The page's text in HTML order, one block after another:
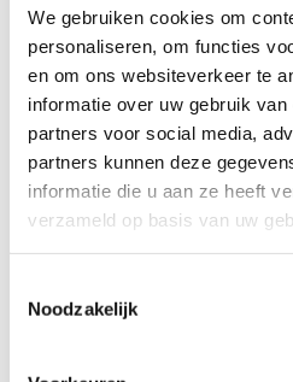
We gebruiken cookies om
personaliseren, om functies
en om ons websiteverkeer te
informatie over uw gebruik
partners voor social media,
partners kunnen deze
informatie die u aan ze heeft
verzameld op basis van uw
Noodzakelijk